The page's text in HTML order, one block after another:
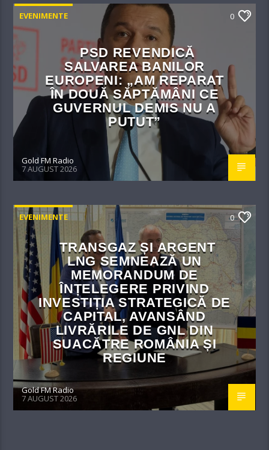
EVENIMENTE 0
PSD REVENDICĂ
SALVAREA BANILOR
EUROPENI: „AM REPARAT
ÎN DOUĂ SĂPTĂMÂNI CE
GUVERNUL DEMIS NU A
PUTUT”
Gold FM Radio
7 AUGUST 2026
EVENIMENTE 0
TRANSGAZ ȘI ARGENT
LNG SEMNEAZĂ UN
MEMORANDUM DE
ÎNȚELEGERE PRIVIND
INVESTIȚIA STRATEGICĂ DE
CAPITAL, AVANSÂND
LIVRĂRILE DE GNL DIN
SUACĂTRE ROMÂNIA ȘI
REGIUNE
Gold FM Radio
7 AUGUST 2026